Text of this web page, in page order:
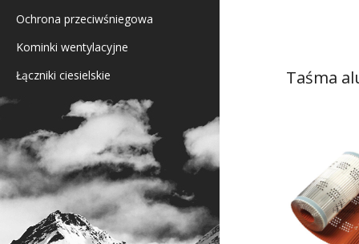
Ochrona przeciwśniegowa
Kominki wentylacyjne
Łączniki ciesielskie
Taśma